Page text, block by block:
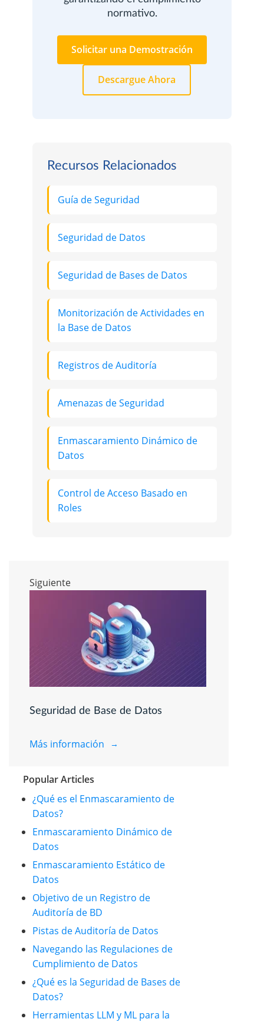
normativo.
Solicitar una Demostración
Descargue Ahora
Recursos Relacionados
Guía de Seguridad
Seguridad de Datos
Seguridad de Bases de Datos
Monitorización de Actividades en
la Base de Datos
Registros de Auditoría
Amenazas de Seguridad
Enmascaramiento Dinámico de
Datos
Control de Acceso Basado en
Roles
Siguiente
Seguridad de Base de Datos
Más información
Popular Articles
¿Qué es el Enmascaramiento de
Datos?
Enmascaramiento Dinámico de
Datos
Enmascaramiento Estático de
Datos
Objetivo de un Registro de
Auditoría de BD
Pistas de Auditoría de Datos
Navegando las Regulaciones de
Cumplimiento de Datos
¿Qué es la Seguridad de Bases de
Datos?
Herramientas LLM y ML para la